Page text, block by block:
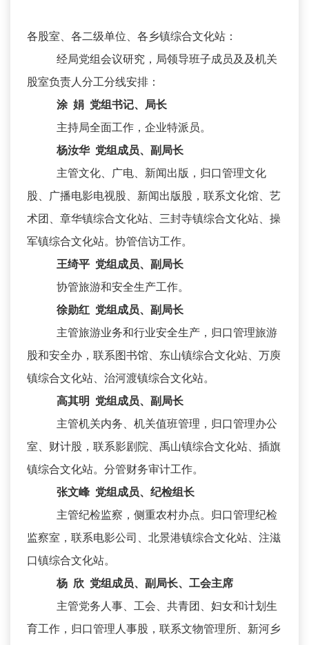
各股室、各二级单位、各乡镇综合文化站：
经局党组会议研究，局领导班子成员及及机关
股室负责人分工分线安排：
涂 娟 党组书记、局长
主持局全面工作，企业特派员。
杨汝华 党组成员、副局长
主管文化、广电、新闻出版，归口管理文化
股、广播电影电视股、新闻出版股，联系文化馆、艺
术团、章华镇综合文化站、三封寺镇综合文化站、操
军镇综合文化站。协管信访工作。
王绮平 党组成员、副局长
协管旅游和安全生产工作。
徐勋红 党组成员、副局长
主管旅游业务和行业安全生产，归口管理旅游
股和安全办，联系图书馆、东山镇综合文化站、万庾
镇综合文化站、治河渡镇综合文化站。
高其明 党组成员、副局长
主管机关内务、机关值班管理，归口管理办公
室、财计股，联系影剧院、禹山镇综合文化站、插旗
镇综合文化站。分管财务审计工作。
张文峰 党组成员、纪检组长
主管纪检监察，侧重农村办点。归口管理纪检
监察室，联系电影公司、北景港镇综合文化站、注滋
口镇综合文化站。
杨 欣 党组成员、副局长、工会主席
主管党务人事、工会、共青团、妇女和计划生
育工作，归口管理人事股，联系文物管理所、新河乡